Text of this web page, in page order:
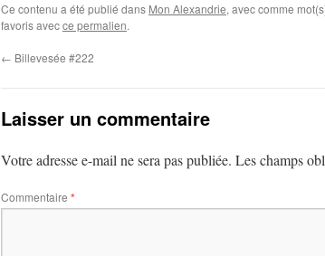
Ce contenu a été publié dans Mon Alexandrie, avec comme
favoris avecce permalien.
← Billevesée #222
Laisser un commentaire
Votre adresse e-mail ne sera pas publiée. Les champs
Commentaire *